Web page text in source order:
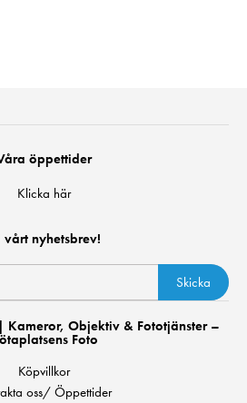
öppettider
Klicka här
vårt nyhetsbrev!
Skicka
Kameror, Objektiv & Fototjänster –
Foto
Köpvillkor
oss/ Öppettider